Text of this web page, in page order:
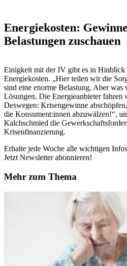
Energiekosten:
Belastungen zuschauen
Einigkeit mit der IV gibt es in Hinblick
Energiekosten. „Hier teilen wir die
sind eine enorme Belastung. Aber was
Lösungen. Die Energieanbieter fahren
Deswegen: Krisengewinne
die Konsument:innen abzuwälzen!“,
Kalchschmied die
Krisenfinanzierung.
Erhalte jede Woche alle wichtigen
Jetzt Newsletter abonnieren!
Mehr zum Thema